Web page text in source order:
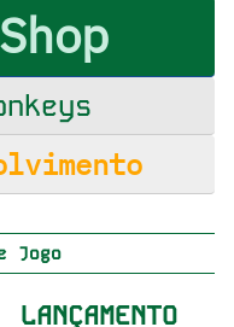
Jogo
LANÇAMENTO